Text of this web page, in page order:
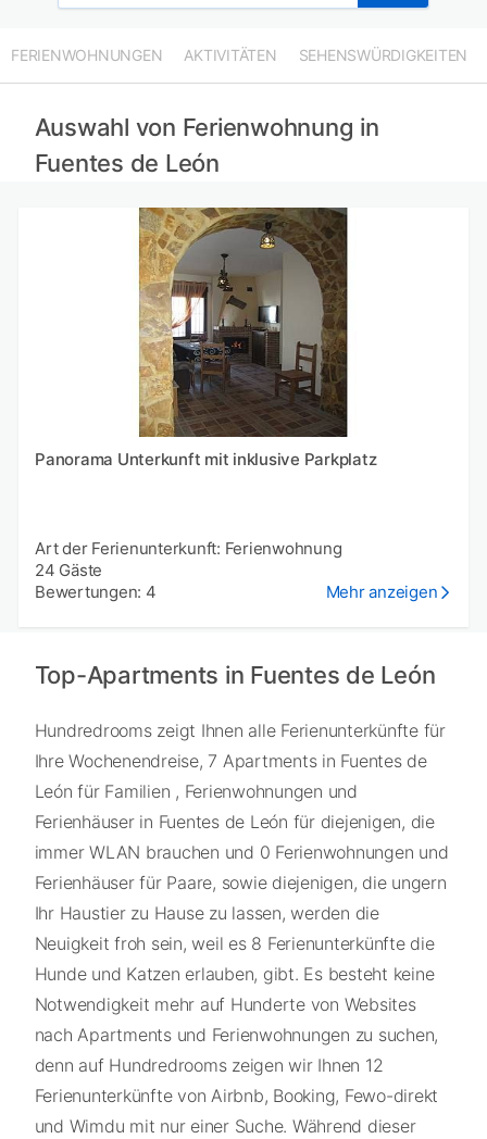
FERIENWOHNUNGEN AKTIVITÄTEN SEHENSWÜRDIGKEITEN
Auswahl von Ferienwohnung in
Fuentes de León
Panorama Unterkunft mit inklusive Parkplatz
Art der Ferienunterkunft: Ferienwohnung
24 Gäste
Bewertungen: 4
Mehr anzeigen
Top-Apartments in Fuentes de León
Hundredrooms zeigt Ihnen alle Ferienunterkünfte für
Ihre Wochenendreise, 7 Apartments in Fuentes de
León für Familien , Ferienwohnungen und
Ferienhäuser in Fuentes de León für diejenigen, die
immer WLAN brauchen und 0 Ferienwohnungen und
Ferienhäuser für Paare, sowie diejenigen, die ungern
Ihr Haustier zu Hause zu lassen, werden die
Neuigkeit froh sein, weil es 8 Ferienunterkünfte die
Hunde und Katzen erlauben, gibt. Es besteht keine
Notwendigkeit mehr auf Hunderte von Websites
nach Apartments und Ferienwohnungen zu suchen,
denn auf Hundredrooms zeigen wir Ihnen 12
Ferienunterkünfte von Airbnb, Booking, Fewo-direkt
und Wimdu mit nur einer Suche. Während dieser